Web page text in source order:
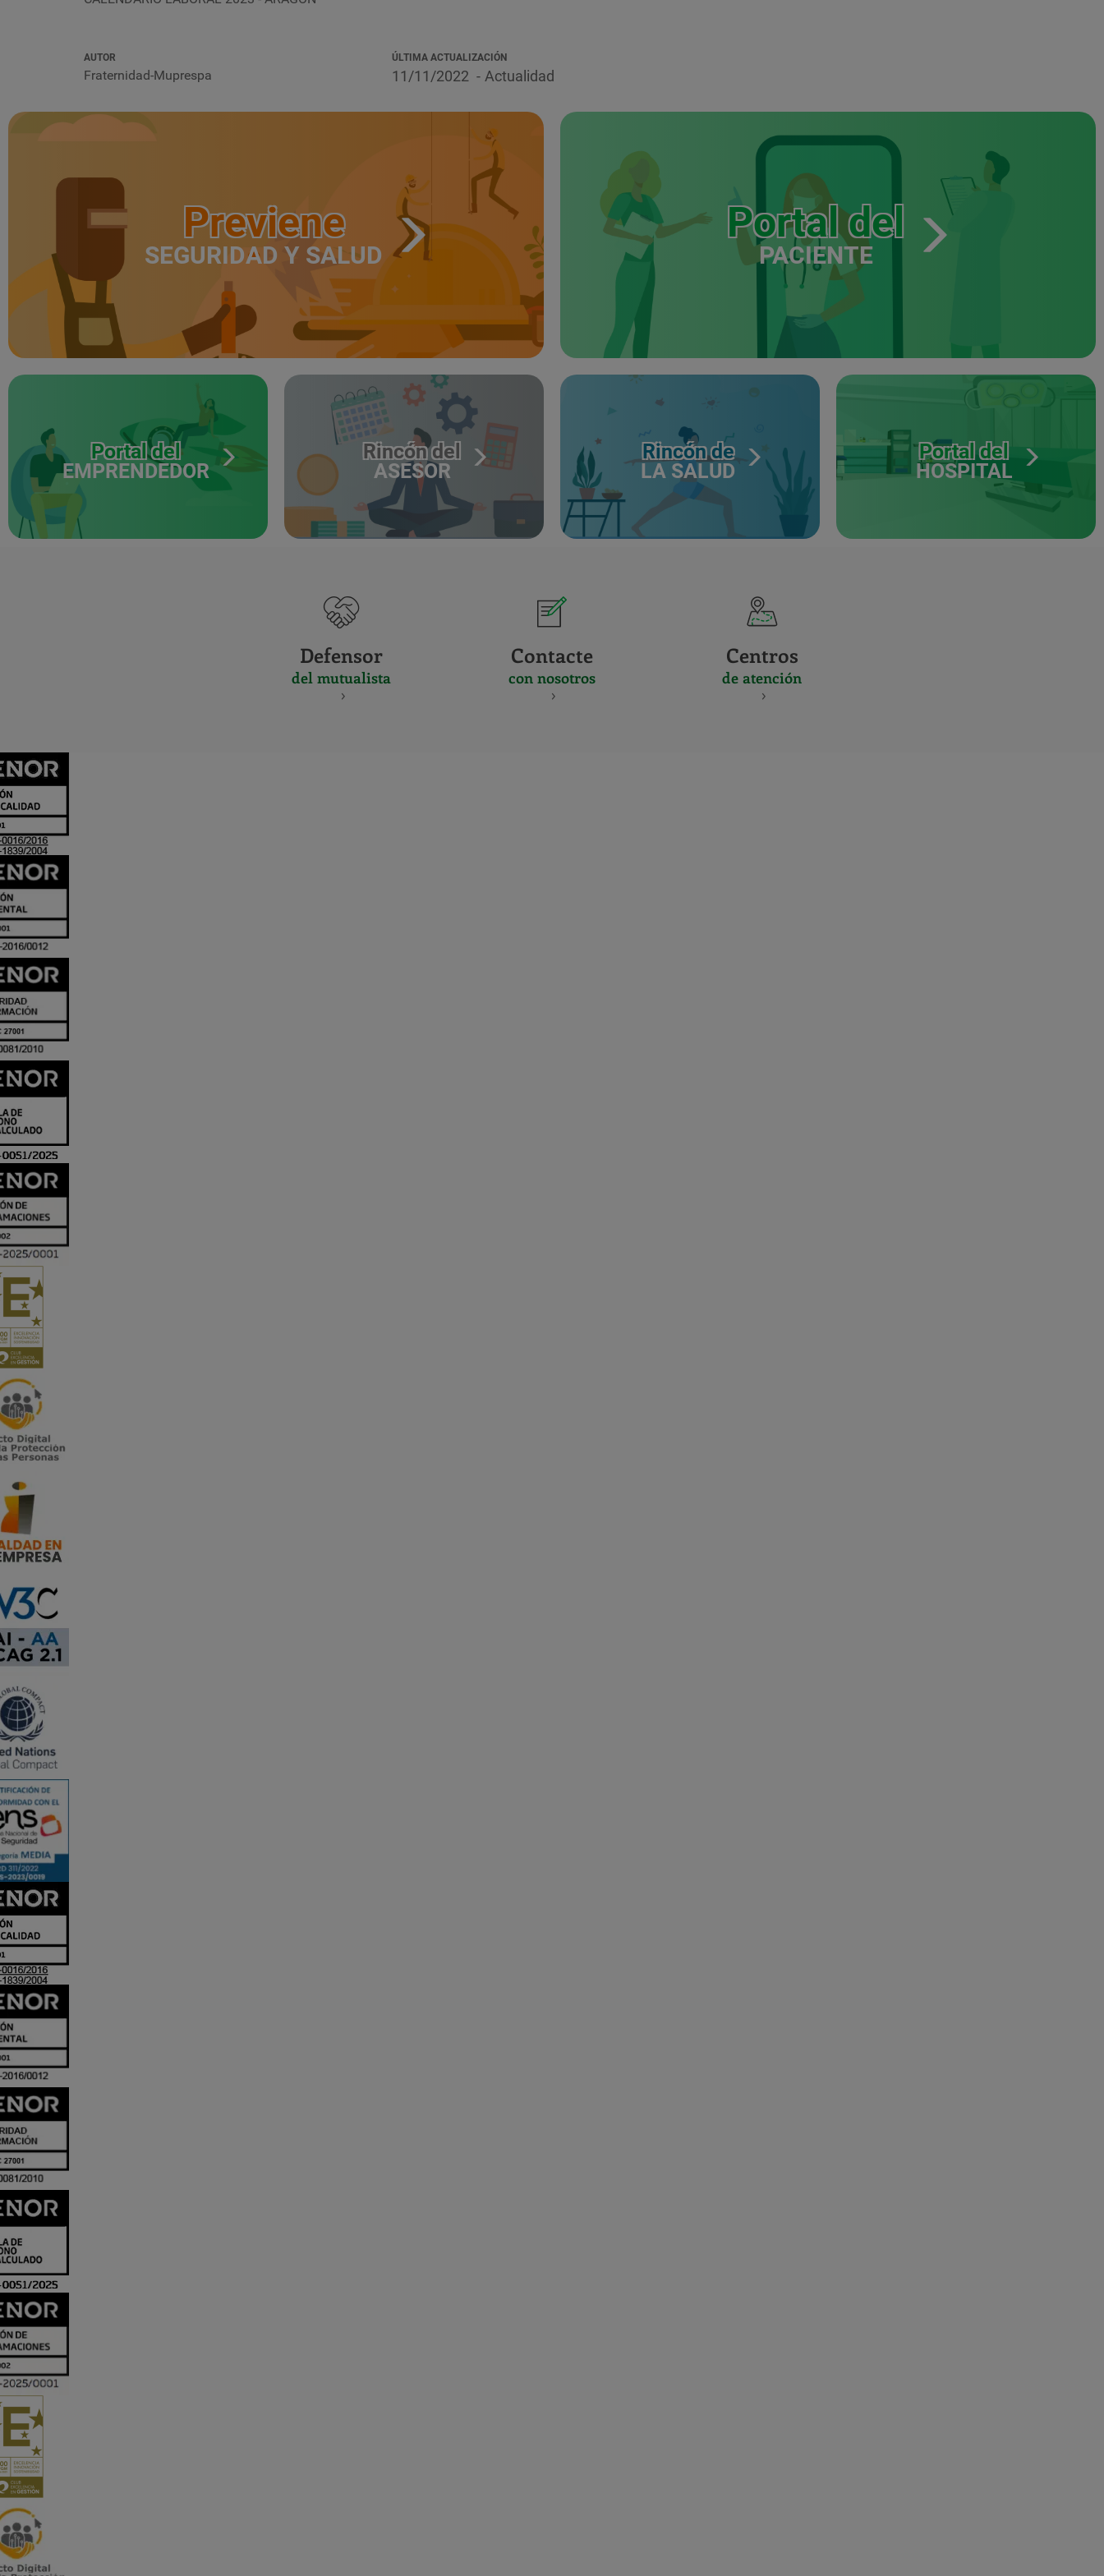
AUTOR
Fraternidad-Muprespa
ÚLTIMA ACTUALIZACIÓN
11/11/2022 Actualidad
Previene
SEGURIDAD Y SALUD
Portal del
PACIENTE
Portal del
EMPRENDEDOR
Rincón del
ASESOR
Rincón de
LA SALUD
Portal del
HOSPITAL
Defensor
del mutualista
Contacte
con nosotros
Centros
de atención